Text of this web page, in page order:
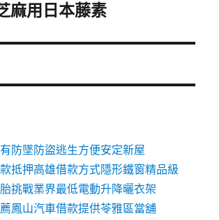
麻用日本藤素
防墜防盜逃生方便安定新屋
抵押高雄借款方式隱形鐵窗精品級
挑戰業界最低電動升降曬衣架
鳳山汽車借款提供苓雅區當舖